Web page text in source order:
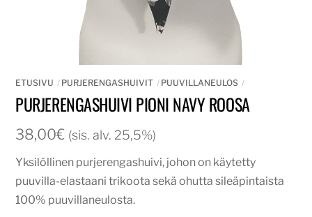
ETUSIVU PURJERENGASHUIVIT PUUVILLANEULOS
PURJERENGASHUIVI PIONI NAVY ROOSA
38,00€ (sis. alv. 25,5%)
Yksilöllinen purjerengashuivi, johon on käytetty
puuvilla-elastaani trikoota sekä ohutta sileäpintaista
100% puuvillaneulosta.